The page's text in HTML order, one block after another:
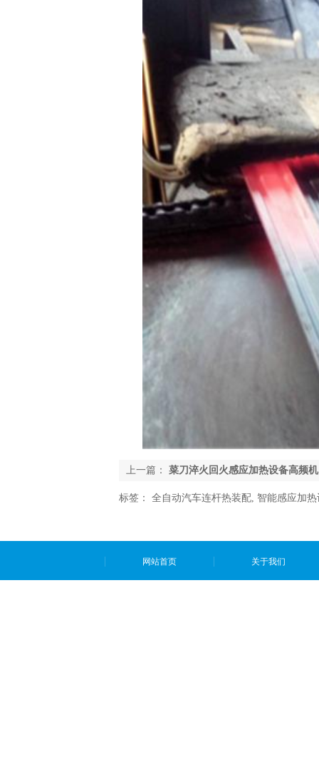
上一篇： 菜刀淬火回火感应加热设备高频机
标签： 全自动汽车连杆热装配, 智能感应加热
网站首页 关于我们